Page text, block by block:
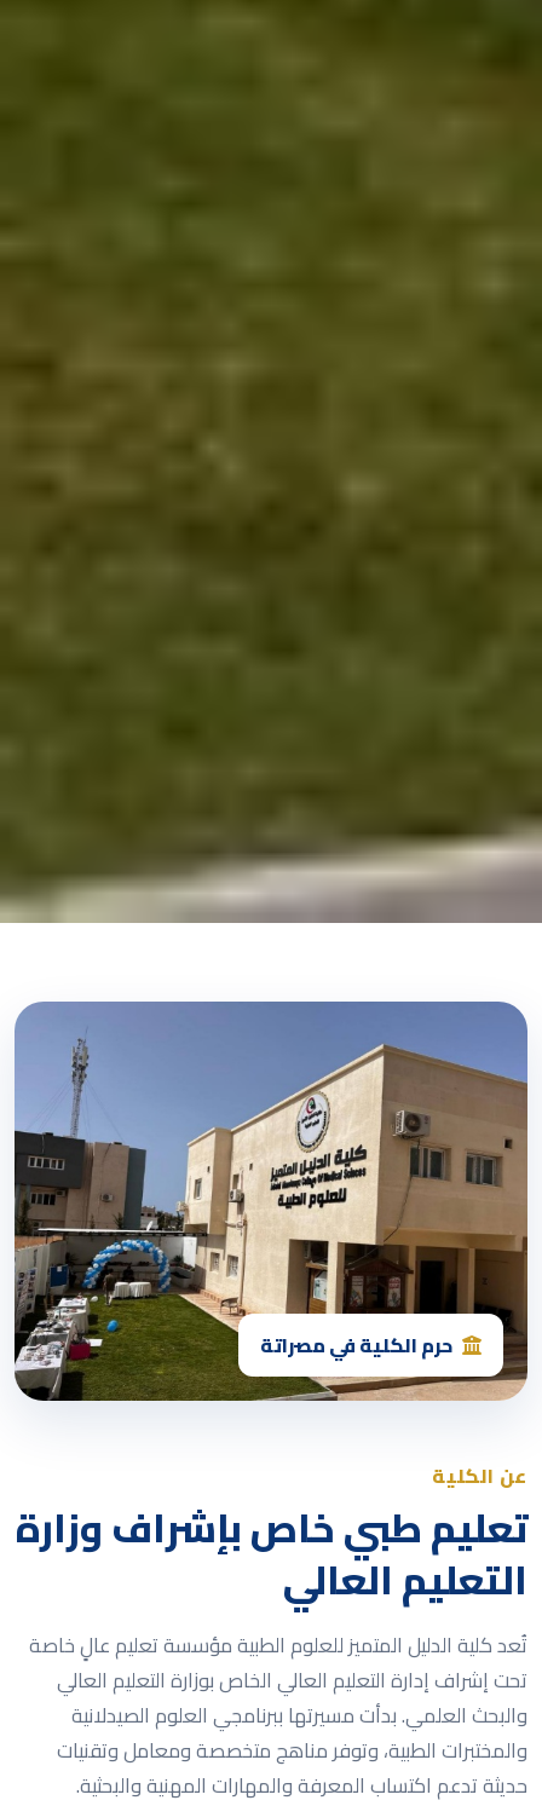
حرم الكلية في مصراتة
عن الكلية
تعليم طبي خاص بإشراف وزارة
التعليم العالي
تُعد كلية الدليل المتميز للعلوم الطبية مؤسسة تعليم عالٍ خاصة
تحت إشراف إدارة التعليم العالي الخاص بوزارة التعليم العالي
والبحث العلمي. بدأت مسيرتها ببرنامجي العلوم الصيدلانية
والمختبرات الطبية، وتوفر مناهج متخصصة ومعامل وتقنيات
حديثة تدعم اكتساب المعرفة والمهارات المهنية والبحثية.